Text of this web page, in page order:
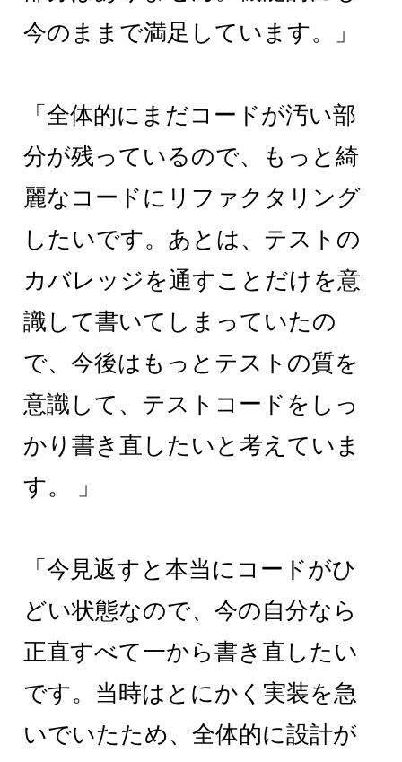
今のままで満足しています。」
「全体的にまだコードが汚い部
分が残っているので、もっと綺
麗なコードにリファクタリング
したいです。あとは、テストの
カバレッジを通すことだけを意
識して書いてしまっていたの
で、今後はもっとテストの質を
意識して、テストコードをしっ
かり書き直したいと考えていま
す。 」
「今見返すと本当にコードがひ
どい状態なので、今の自分なら
正直すべて一から書き直したい
です。当時はとにかく実装を急
いでいたため、全体的に設計が